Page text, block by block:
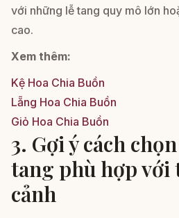
với những lễ tang quy mô lớn
cao.
Xem thêm:
Kệ Hoa Chia Buồn
Lẵng Hoa Chia Buồn
Giỏ Hoa Chia Buồn
3. Gợi ý cách
tang phù hợp với
cảnh